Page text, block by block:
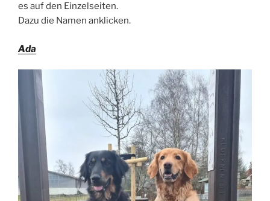
es auf den Einzelseiten.
Dazu die Namen anklicken.
Ada